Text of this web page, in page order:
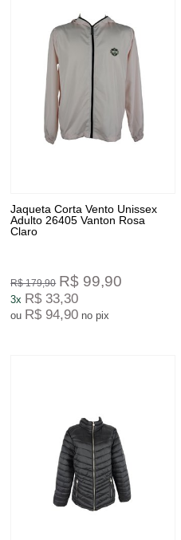
Jaqueta Corta Vento Unissex
Adulto 26405 Vanton Rosa
Claro
R$ 179,90 R$ 99,90
3x R$ 33,30
ou R$ 94,90 no pix